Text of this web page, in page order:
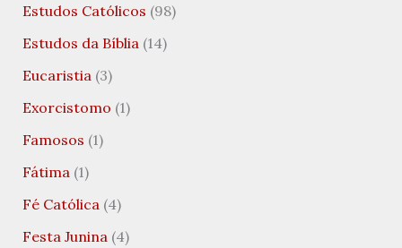
Estudos Católicos (98)
Estudos da Bíblia(14)
Eucaristia(3)
Exorcistomo (1)
Famosos (1)
Fátima(1)
Fé Católica(4)
Festa Junina(4)